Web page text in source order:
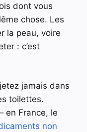
dont vous
chose. Les
la peau, voire
: c’est
jamais dans
toilettes.
en France, le
non